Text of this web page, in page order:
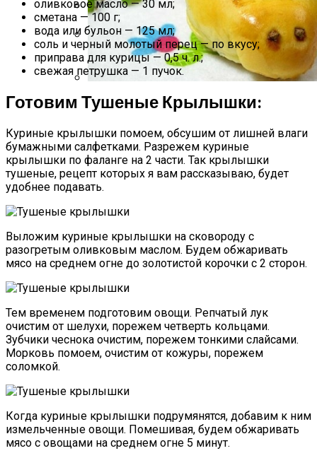
Какие Растения Сажать Для Удачи,
Любви И Богатства
Как Хранить Зимнюю Одежду И Обувь
Пирожки С Мясом «Поросята»
оливковое масло — 30 мл;
сметана — 100 г;
вода или бульон — 125 мл;
соль и черный молотый перец — по вкусу;
приправа для курицы — 0,5 ч. л.;
свежая петрушка — 1 пучок.
Готовим Тушеные Крылышки:
Куриные крылышки помоем, обсушим от лишней влаги
бумажными салфетками. Разрежем куриные
крылышки по фаланге на 2 части. Так крылышки
тушеные, рецепт которых я вам рассказываю, будет
удобнее подавать.
Выложим куриные крылышки на сковороду с
разогретым оливковым маслом. Будем обжаривать
мясо на среднем огне до золотистой корочки с 2 сторон.
Тем временем подготовим овощи. Репчатый лук
очистим от шелухи, порежем четверть кольцами.
Зубчики чеснока очистим, порежем тонкими слайсами.
Морковь помоем, очистим от кожуры, порежем
соломкой.
Когда куриные крылышки подрумянятся, добавим к ним
измельченные овощи. Помешивая, будем обжаривать
мясо с овощами на среднем огне 5 минут.